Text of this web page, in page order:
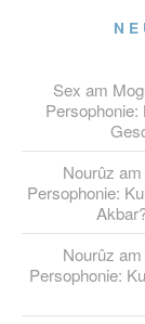
Sex am
Nourûz
Persophonie:
Nourûz
Persophonie: